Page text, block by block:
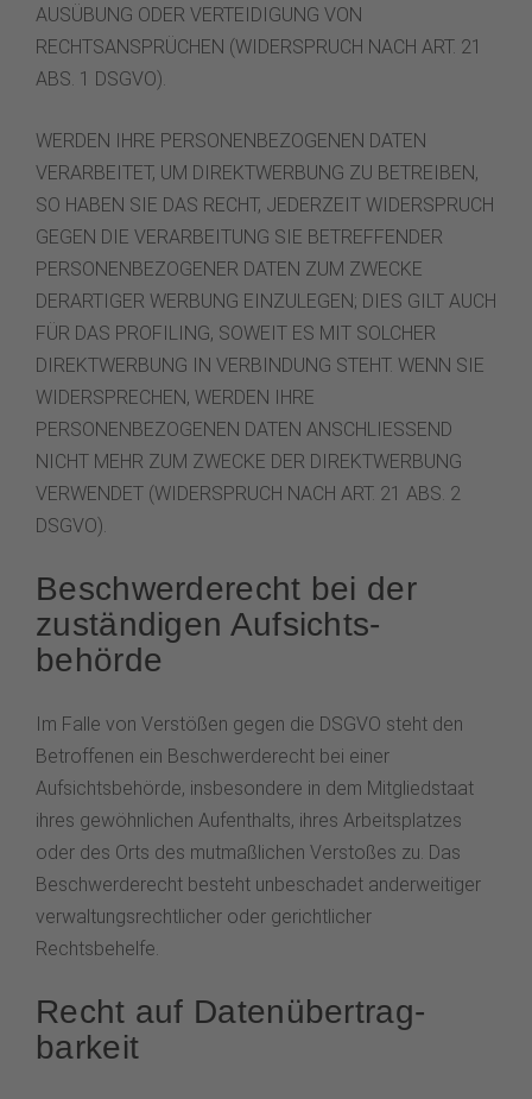
AUSÜBUNG ODER VERTEIDIGUNG VON
RECHTSANSPRÜCHEN (WIDERSPRUCH NACH ART. 21
ABS. 1 DSGVO).
WERDEN IHRE PERSONENBEZOGENEN DATEN
VERARBEITET, UM DIREKTWERBUNG ZU BETREIBEN,
SO HABEN SIE DAS RECHT, JEDERZEIT WIDERSPRUCH
GEGEN DIE VERARBEITUNG SIE BETREFFENDER
PERSONENBEZOGENER DATEN ZUM ZWECKE
DERARTIGER WERBUNG EINZULEGEN; DIES GILT AUCH
FÜR DAS PROFILING, SOWEIT ES MIT SOLCHER
DIREKTWERBUNG IN VERBINDUNG STEHT. WENN SIE
WIDERSPRECHEN, WERDEN IHRE
PERSONENBEZOGENEN DATEN ANSCHLIESSEND
NICHT MEHR ZUM ZWECKE DER DIREKTWERBUNG
VERWENDET (WIDERSPRUCH NACH ART. 21 ABS. 2
DSGVO).
Beschwerde­recht bei der
zuständigen Aufsichts­
behörde
Im Falle von Verstößen gegen die DSGVO steht den
Betroffenen ein Beschwerderecht bei einer
Aufsichtsbehörde, insbesondere in dem Mitgliedstaat
ihres gewöhnlichen Aufenthalts, ihres Arbeitsplatzes
oder des Orts des mutmaßlichen Verstoßes zu. Das
Beschwerderecht besteht unbeschadet anderweitiger
verwaltungsrechtlicher oder gerichtlicher
Rechtsbehelfe.
Recht auf Daten­übertrag­
barkeit